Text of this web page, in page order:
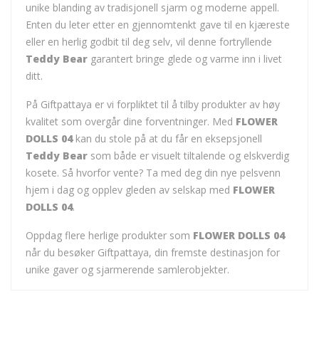
unike blanding av tradisjonell sjarm og moderne appell.
Enten du leter etter en gjennomtenkt gave til en kjæreste
eller en herlig godbit til deg selv, vil denne fortryllende
Teddy Bear garantert bringe glede og varme inn i livet
ditt.
På Giftpattaya er vi forpliktet til å tilby produkter av høy
kvalitet som overgår dine forventninger. Med FLOWER
DOLLS 04kan du stole på at du får en eksepsjonell
Teddy Bear som både er visuelt tiltalende og elskverdig
kosete. Så hvorfor vente? Ta med deg din nye pelsvenn
hjem i dag og opplev gleden av selskap med FLOWER
DOLLS 04.
Oppdag flere herlige produkter som FLOWER DOLLS 04
når du besøker Giftpattaya, din fremste destinasjon for
unike gaver og sjarmerende samlerobjekter.